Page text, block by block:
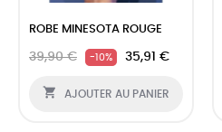
ROBE MINESOTA ROUGE
39,90 € -10% 35,91 €
 AJOUTER AU PANIER